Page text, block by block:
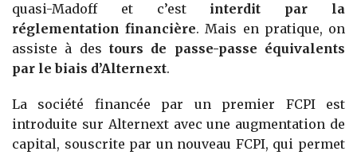
quasi-Madoff et c’est interdit par la
réglementation financière. Mais en pratique, on
assiste à des tours de passe-passe équivalents
par le biais d’Alternext.
La société financée par un premier FCPI est
introduite sur Alternext avec une augmentation de
capital, souscrite par un nouveau FCPI, qui permet